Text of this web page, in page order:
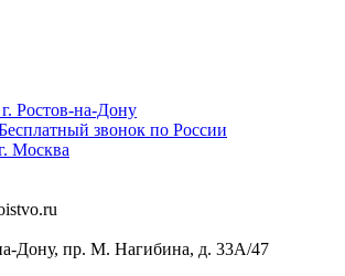
г. Ростов-на-Дону
звонок по России
Москва
Дону, пр. М. Нагибина, д. 33А/47